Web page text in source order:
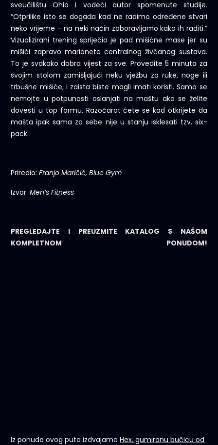
sveučilištu Ohio i vodeći autor spomenute studije.
“Otprilike isto se događa kad ne radimo određene stvari
neko vrijeme – na neki način zaboravljamo kako ih raditi.”
Vizualizirani trening spriječio je pad mišićne mase jer su
mišići zapravo marionete centralnog živčanog sustava.
To je svakako dobra vijest za sve. Provedite 5 minuta za
svojim stolom zamišljajući neku vježbu za ruke, noge ili
trbušne mišiće, i zaista biste mogli imati koristi. Samo se
nemojte u potpunosti oslanjati na maštu ako se želite
dovesti u top formu. Razočarat ćete se kad otkrijete da
mašta ipak sama za sebe nije u stanju isklesati tzv. six-
pack.
Priredio:Franjo Maričić, Blue Gym
Izvor:Men’s Fitness
PREGLEDAJTE I PREUZMITE KATALOG S NAŠOM
KOMPLETNOM PONUDOM!
Iz ponude ovog puta izdvajamoHex. gumiranu bučicu od